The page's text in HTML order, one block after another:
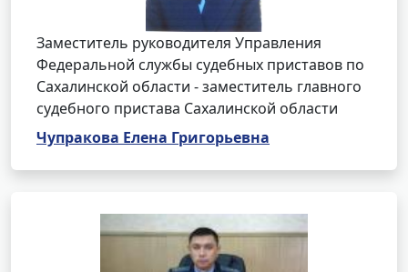
Заместитель руководителя Управления
Федеральной службы судебных приставов по
Сахалинской области - заместитель главного
судебного пристава Сахалинской области
Чупракова Елена Григорьевна